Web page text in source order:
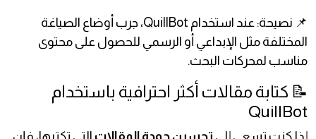
📌 نصيحة: عند استخدام QuillBot، جرب أوضاع الصياغة
المختلفة مثل الإبداعي أو الرسمي للحصول على محتوى
مناسب لمحركات البحث.
📝 كتابة مقالات أكثر احترافية باستخدام
QuillBot
إذا كنت تسعى إلى تحسين جودة المقالات التي تكتبها، فإن